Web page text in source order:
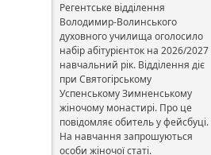
Регентське відділення
Володимир-Волинського
духовного училища оголосило
набір абітурієнток на 2026/2027
навчальний рік. Відділення діє
при Святогірському
Успенському Зимненському
жіночому монастирі. Про це
повідомляє обитель у фейсбуці.
На навчання запрошуються
особи жіночої статі.